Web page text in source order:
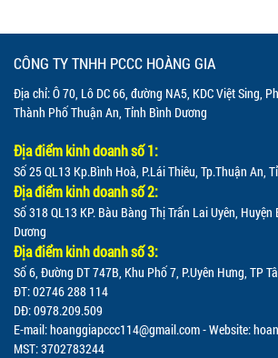
CÔNG TY TNHH PCCC HOÀNG GIA
Địa chỉ: Ô 70, Lô DC 66, đường NA5, KDC Việt Sing,
Thành Phố Thuận An, Tỉnh Bình Dương
Địa điểm kinh doanh số 1:
Số 25 QL13 Kp.Bình Hoà, P.Lái Thiêu, Tp.Thuận An,
Địa điểm kinh doanh số 2:
Số 318 QL13 KP. Bàu Bàng Thị Trấn Lai Uyên,
Dương
Địa điểm kinh doanh số 3:
Số 6, Đường DT 747B, Khu Phố 7, P.Uyên Hưng, TP
ĐT: 02746 288 114
DĐ: 0978.209.509
E-mail:hoanggiapccc114@gmail.com- Website:
MST: 3702783244